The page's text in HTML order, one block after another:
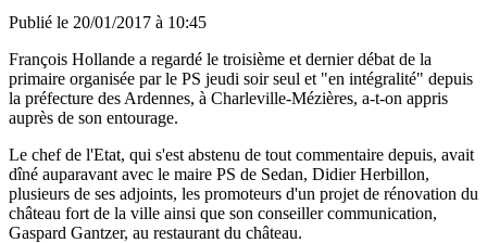
Publié le 20/01/2017 à 10:45
François Hollande a regardé le troisième et dernier débat de la
primaire organisée par le PS jeudi soir seul et "en intégralité" depuis
la préfecture des Ardennes, à Charleville-Mézières, a-t-on appris
auprès de son entourage.
Le chef de l'Etat, qui s'est abstenu de tout commentaire depuis, avait
dîné auparavant avec le maire PS de Sedan, Didier Herbillon,
plusieurs de ses adjoints, les promoteurs d'un projet de rénovation du
château fort de la ville ainsi que son conseiller communication,
Gaspard Gantzer, au restaurant du château.